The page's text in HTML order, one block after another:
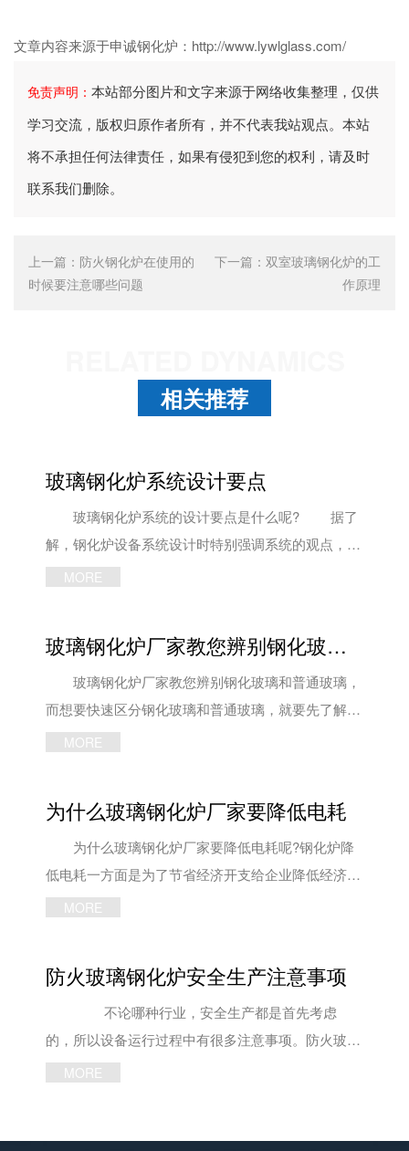
文章内容来源于申诚钢化炉：http://www.lywlglass.com/
免责声明： 本站部分图片和文字来源于网络收集整理，仅供
学习交流，版权归原作者所有，并不代表我站观点。本站
将不承担任何法律责任，如果有侵犯到您的权利，请及时
联系我们删除。
上一篇： 防火钢化炉在使用的
时候要注意哪些问题
下一篇： 双室玻璃钢化炉的工
作原理
相关推荐
玻璃钢化炉系统设计要点
玻璃钢化炉系统的设计要点是什么呢? 据了
解，钢化炉设备系统设计时特别强调系统的观点，也
就是必须考虑整个系统的运行而不是只关心各组成部
且系统设计对内部设计也是有直接影响的，不仅影响
玻璃钢化炉系统的方案也影响经济性、可靠性以及使
用寿命等指标，甚至还有可能导致设计的失效。因
此，内部设计必须考虑外部环境的影响和要求。
围环境的影响，对操作人员及其他人员的影响等。
钢化炉内部设计与外部设计相结合是系统设计的
特点。玻璃钢化炉可以使设计尽量作到周密、合理，
避免不必要的返工和浪费，能以尽可能少的投资获取
限公司是专门从事玻璃钢化炉生产的厂家，生产出来
的钢化炉设备质量好，品质优。公司拥有研发队伍，
强大的制造能力，雄厚的技术积淀，具备核心竞争优
势。如有需求，欢迎咨询：187-3797-1827、189-
MORE
玻璃钢化炉厂家教您辨别钢化玻璃和普通玻璃
玻璃钢化炉厂家教您辨别钢化玻璃和普通玻璃，
而想要快速区分钢化玻璃和普通玻璃，就要先了解两
者的根本区别。 区分钢化玻璃和普通玻璃主要
的便是钢化玻璃。 钢化玻璃与普通玻璃在加工
工艺上存在极大的不同，玻璃钢化炉厂家将普通退火
玻璃先切割成要求尺寸，再将玻璃加热至接近软化状
态时瞬间冷却。 玻璃钢化炉厂家认为通过玻璃
的介绍，相信大家已经可以轻松分别钢化玻璃与普通
玻璃了，后期如仍有任何疑问，可随时联系洛阳申诚
玻璃技术有限公司，公司主营钢化炉、玻璃钢化炉、
小型玻璃钢化炉等产品，欢迎广大用户前来参观考
MORE
为什么玻璃钢化炉厂家要降低电耗
为什么玻璃钢化炉厂家要降低电耗呢?钢化炉降
低电耗一方面是为了节省经济开支给企业降低经济成
本，另一方面是为了响应国家节能及环保的号召。
而中间的设定温度低于两端5℃-10℃的温度设定模
式，可保障在有效加热区域内出炉玻璃温差在5℃左
右，且基本上能够保证玻璃加热的均匀性。 2、
对不同玻璃钢化炉厂家原片需实施不同工艺参数：不
MORE
防火玻璃钢化炉安全生产注意事项
不论哪种行业，安全生产都是首先考虑
的，所以设备运行过程中有很多注意事项。防火玻璃
钢化炉也是一样，之前给大家介绍的很多文章，多多
MORE